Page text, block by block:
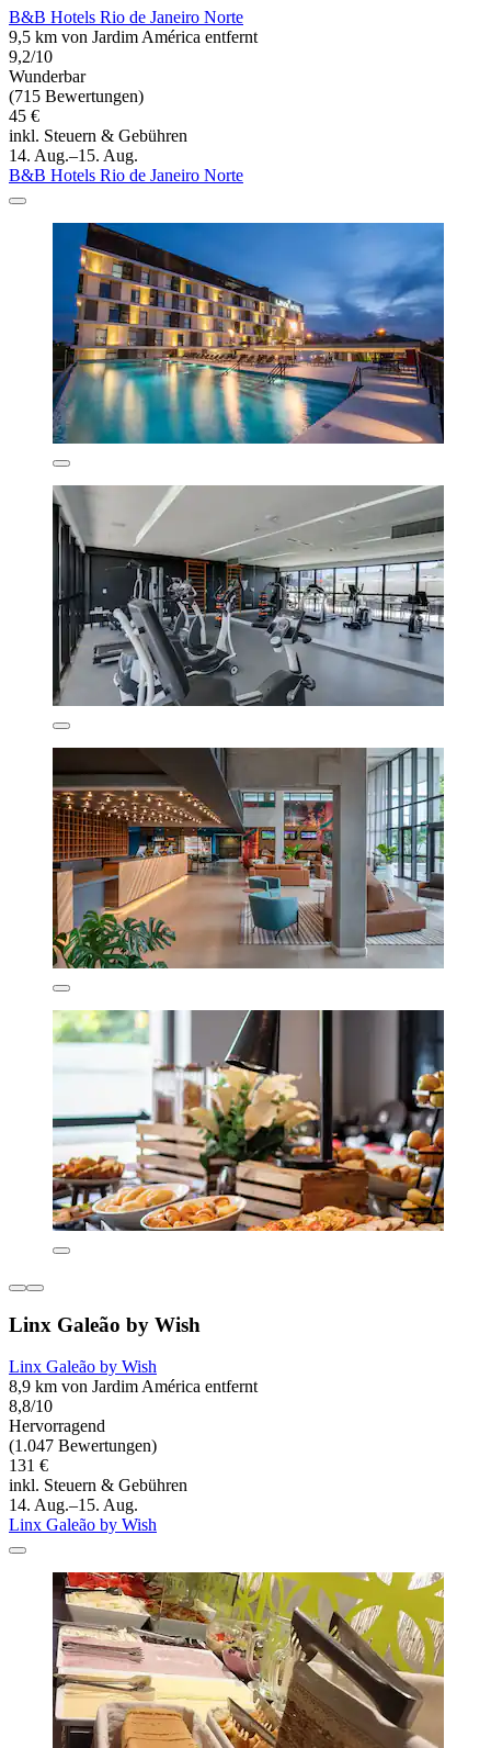
B&B Hotels Rio de Janeiro Norte
9,5 km von Jardim América entfernt
9,2/10
Wunderbar
(715 Bewertungen)
45 €
inkl. Steuern & Gebühren
14. Aug.–15. Aug.
B&B Hotels Rio de Janeiro Norte
Linx Galeão by Wish
Linx Galeão by Wish
8,9 km von Jardim América entfernt
8,8/10
Hervorragend
(1.047 Bewertungen)
131 €
inkl. Steuern & Gebühren
14. Aug.–15. Aug.
Linx Galeão by Wish